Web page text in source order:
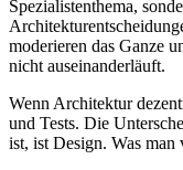
Spezialistenthema,
moderieren das Ganze
nicht auseinanderläuft.
Wenn Architektur
und Tests. Die
ist, ist Design. Was man